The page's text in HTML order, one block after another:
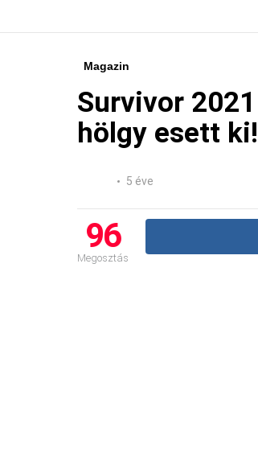
Magazin
Survivor
hölgy esett ki!
5 éve
96
Megosztás